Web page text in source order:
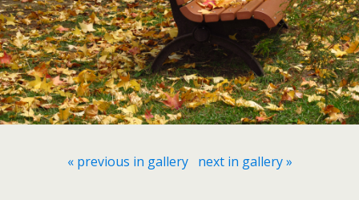
« previous in gallery next in gallery »